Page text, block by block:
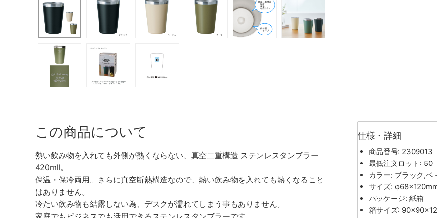
この商品について
熱い飲み物を入れても外側が熱くならない、真空二重構造 ステンレスタンブラー
420mll。
保温・保冷両用。さらに真空断熱構造なので、熱い飲み物を入れても熱くなること
はありません。
冷たい飲み物も結露しない為、デスクが濡れてしまう事もありません。
家庭でもビジネスでも活用できるステンレスタンブラーです。
仕様・詳細
商品番号: 2309013
最低注文ロット: 50
カラー: ブラック,ベ
サイズ:
パッケージ: 紙箱
箱サイズ: